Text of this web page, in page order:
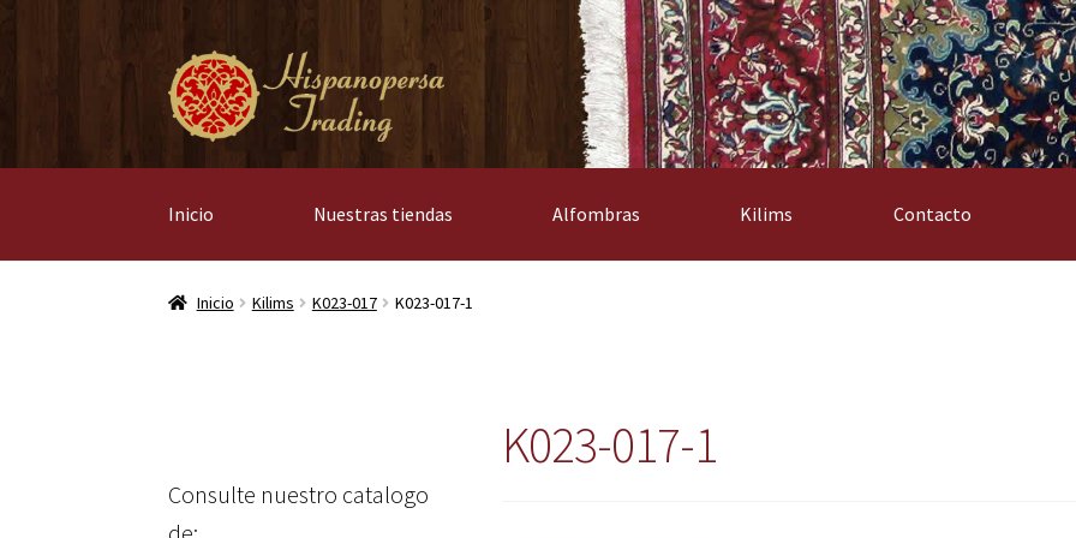
Ir
a
la
Ir
al
contenido
Inicio Nuestras tiendas Alfombras Kilims Contacto
Inicio Kilims K023-017 K023-017-1
K023-017-1
Consulte nuestro catalogo